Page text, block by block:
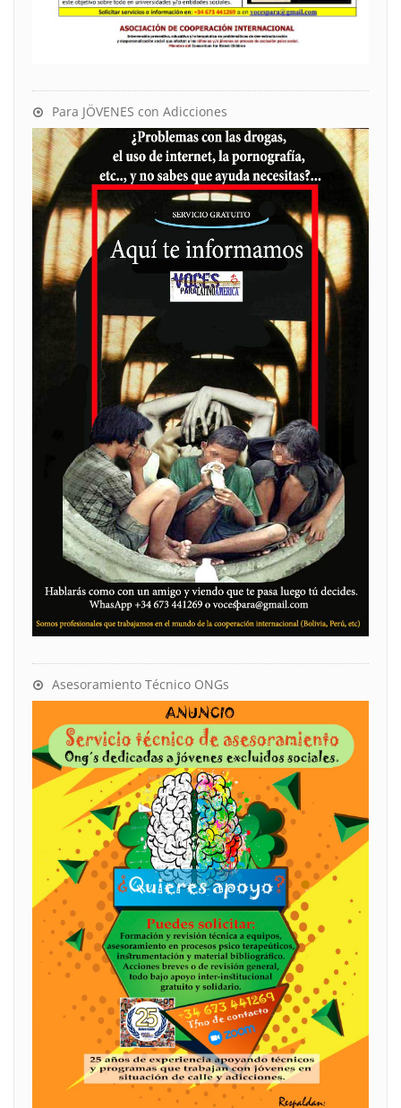
Para JÖVENES con Adicciones
Asesoramiento Técnico ONGs